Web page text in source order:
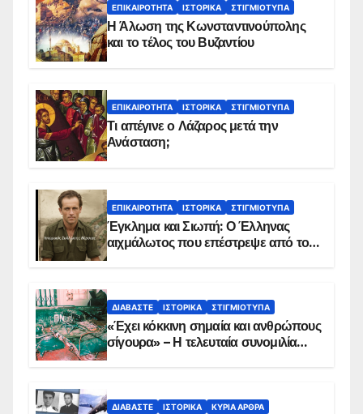
ΕΠΙΚΑΙΡΌΤΗΤΑ ΙΣΤΟΡΙΚΆ ΣΤΙΓΜΙΌΤΥΠΑ
Η Άλωση της Κωνσταντινούπολης
και το τέλος του Βυζαντίου
ΕΠΙΚΑΙΡΌΤΗΤΑ ΙΣΤΟΡΙΚΆ ΣΤΙΓΜΙΌΤΥΠΑ
Τι απέγινε ο Λάζαρος μετά την
Ανάσταση;
ΕΠΙΚΑΙΡΌΤΗΤΑ ΙΣΤΟΡΙΚΆ ΣΤΙΓΜΙΌΤΥΠΑ
Έγκλημα και Σιωπή: Ο Έλληνας
αιχμάλωτος που επέστρεψε από το
ΔΙΑΒΆΣΤΕ ΙΣΤΟΡΙΚΆ ΣΤΙΓΜΙΌΤΥΠΑ
«Έχει κόκκινη σημαία και ανθρώπους
σίγουρα» – Η τελευταία συνομιλία
ΔΙΑΒΆΣΤΕ ΙΣΤΟΡΙΚΆ ΚΥΡΙΑ ΑΡΘΡΑ